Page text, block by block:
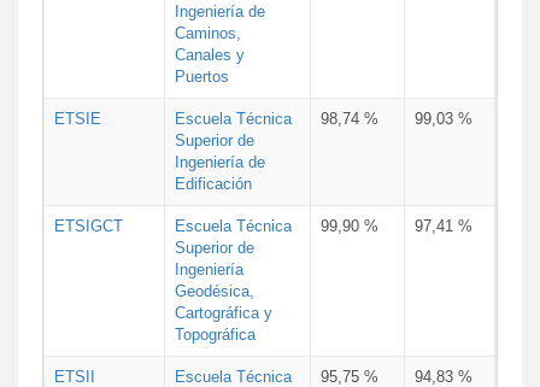
Ingeniería de
Caminos,
Canales y
Puertos
ETSIE
Escuela Técnica
Superior de
Ingeniería de
Edificación
98,74 % 99,03 %
ETSIGCT
Escuela Técnica
Superior de
Ingeniería
Geodésica,
Cartográfica y
Topográfica
99,90 % 97,41 %
ETSII
Escuela Técnica
95,75 % 94,83 %